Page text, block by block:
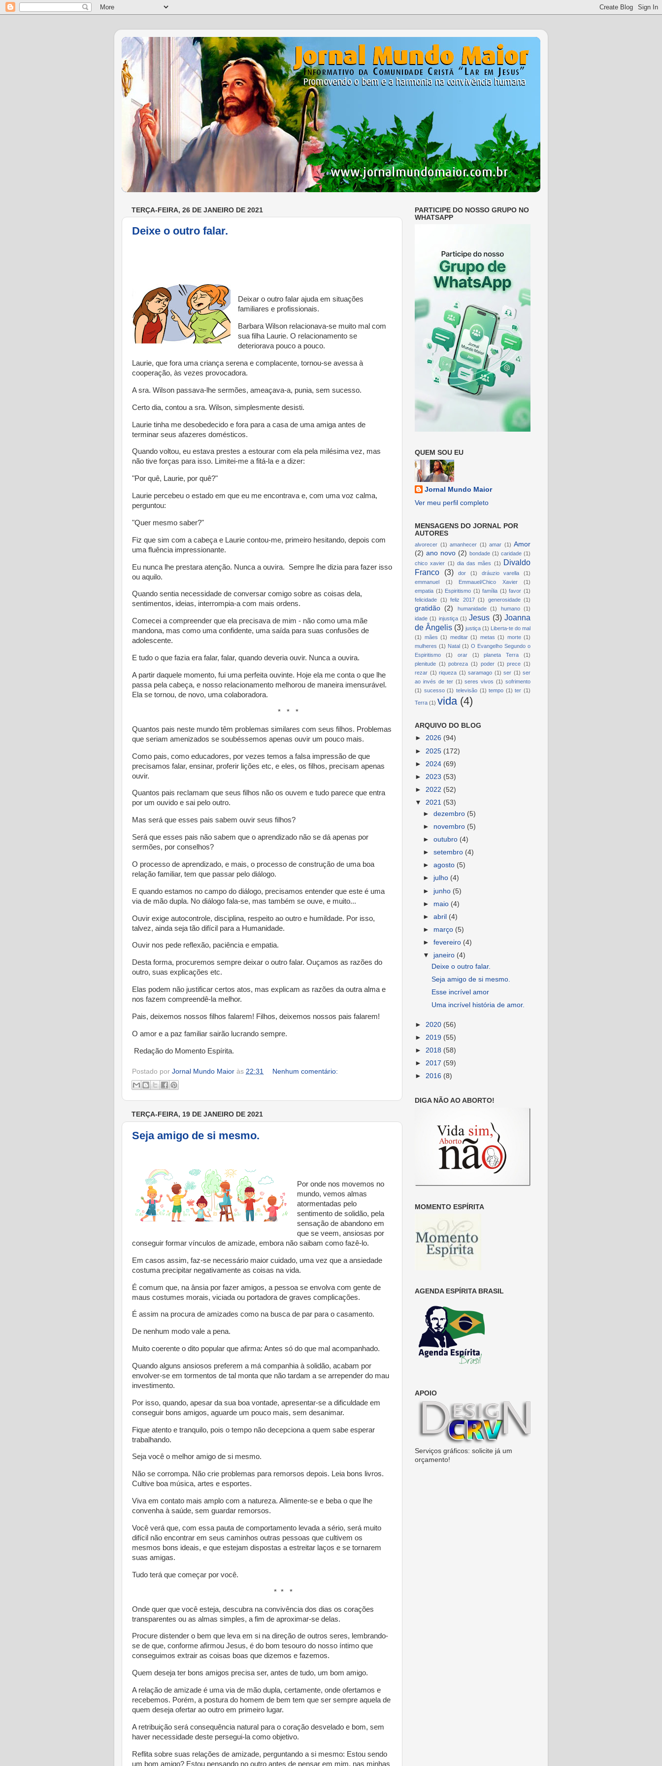
TERÇA-FEIRA, 26 DE JANEIRO DE 2021
Deixe o outro falar.
Deixar o outro falar ajuda em situações
familiares e profissionais.
Barbara Wilson relacionava-se muito mal com
sua filha Laurie. O relacionamento se
deteriorava pouco a pouco.
Laurie, que fora uma criança serena e complacente, tornou-se avessa à
cooperação, às vezes provocadora.
A sra. Wilson passava-lhe sermões, ameaçava-a, punia, sem sucesso.
Certo dia, contou a sra. Wilson, simplesmente desisti.
Laurie tinha me desobedecido e fora para a casa de uma amiga antes de
terminar seus afazeres domésticos.
Quando voltou, eu estava prestes a estourar com ela pela milésima vez, mas
não tive forças para isso. Limitei-me a fitá-la e a dizer:
"Por quê, Laurie, por quê?"
Laurie percebeu o estado em que eu me encontrava e, com uma voz calma,
perguntou:
"Quer mesmo saber?"
Fiz que sim com a cabeça e Laurie contou-me, primeiro hesitando, depois com
uma fluência impressionante.
Eu nunca lhe prestara atenção. Nunca a ouvira. Sempre lhe dizia para fazer isso
ou aquilo.
Quando sentia necessidade de conversar comigo sobre as coisas dela,
sentimentos, ideias, interrompia-a com mais ordens.
Comecei a compreender que ela precisava de mim - não como uma mãe
mandona, mas como uma confidente, uma saída para suas confusões de
adolescente.
E tudo o que fazia era falar, falar, quando deveria ouvir. Nunca a ouvira.
A partir daquele momento, fui uma perfeita ouvinte. Hoje ela me conta o que lhe
passa pela cabeça, e nosso relacionamento melhorou de maneira imensurável.
Ela se tornou, de novo, uma colaboradora.
* * *
Quantos pais neste mundo têm problemas similares com seus filhos. Problemas
que seriam amenizados se soubéssemos apenas ouvir um pouco mais.
Como pais, como educadores, por vezes temos a falsa impressão de que
precisamos falar, ensinar, proferir lições etc, e eles, os filhos, precisam apenas
ouvir.
Quantos pais reclamam que seus filhos não os ouvem e tudo parece que entra
por um ouvido e sai pelo outro.
Mas será que esses pais sabem ouvir seus filhos?
Será que esses pais não sabem que o aprendizado não se dá apenas por
sermões, por conselhos?
O processo de aprendizado, e mais, o processo de construção de uma boa
relação familiar, tem que passar pelo diálogo.
E quando estamos no campo do diálogo, precisamos entender que este é uma
via de mão dupla. No diálogo fala-se, mas também se ouve, e muito...
Ouvir exige autocontrole, disciplina, respeito ao outro e humildade. Por isso,
talvez, ainda seja tão difícil para a Humanidade.
Ouvir nos pede reflexão, paciência e empatia.
Desta forma, procuremos sempre deixar o outro falar. Ouçamos as razões do
outro, suas explicações etc.
Elas podem não justificar certos atos, mas explicam as razões da outra alma e
nos fazem compreendê-la melhor.
Pais, deixemos nossos filhos falarem! Filhos, deixemos nossos pais falarem!
O amor e a paz familiar sairão lucrando sempre.
Redação do Momento Espírita.
Postado por Jornal Mundo Maior às 22:31 Nenhum comentário:
TERÇA-FEIRA, 19 DE JANEIRO DE 2021
Seja amigo de si mesmo.
Por onde nos movemos no
mundo, vemos almas
atormentadas pelo
sentimento de solidão, pela
sensação de abandono em
que se veem, ansiosas por
conseguir formar vínculos de amizade, embora não saibam como fazê-lo.
Em casos assim, faz-se necessário maior cuidado, uma vez que a ansiedade
costuma precipitar negativamente as coisas na vida.
É comum que, na ânsia por fazer amigos, a pessoa se envolva com gente de
maus costumes morais, viciada ou portadora de graves complicações.
É assim na procura de amizades como na busca de par para o casamento.
De nenhum modo vale a pena.
Muito coerente o dito popular que afirma: Antes só do que mal acompanhado.
Quando alguns ansiosos preferem a má companhia à solidão, acabam por
envolver-se em tormentos de tal monta que não tardam a se arrepender do mau
investimento.
Por isso, quando, apesar da sua boa vontade, apresentar-se a dificuldade em
conseguir bons amigos, aguarde um pouco mais, sem desanimar.
Fique atento e tranquilo, pois o tempo não decepciona a quem sabe esperar
trabalhando.
Seja você o melhor amigo de si mesmo.
Não se corrompa. Não crie problemas para remorsos depois. Leia bons livros.
Cultive boa música, artes e esportes.
Viva em contato mais amplo com a natureza. Alimente-se e beba o que lhe
convenha à saúde, sem guardar remorsos.
Você verá que, com essa pauta de comportamento levada a sério, será muito
difícil não encontrar em seus caminhos outras pessoas que cultivem os
mesmos bons ideais, e que estejam dispostas a estreitar laços e se tornarem
suas amigas.
Tudo terá que começar por você.
* * *
Onde quer que você esteja, descubra na convivência dos dias os corações
transparentes ou as almas simples, a fim de aproximar-se delas.
Procure distender o bem que leva em si na direção de outros seres, lembrando-
se de que, conforme afirmou Jesus, é do bom tesouro do nosso íntimo que
conseguimos extrair as coisas boas que dizemos e fazemos.
Quem deseja ter bons amigos precisa ser, antes de tudo, um bom amigo.
A relação de amizade é uma via de mão dupla, certamente, onde ofertamos e
recebemos. Porém, a postura do homem de bem tem que ser sempre aquela de
quem deseja ofertar ao outro em primeiro lugar.
A retribuição será consequência natural para o coração desvelado e bom, sem
haver necessidade deste persegui-la como objetivo.
Reflita sobre suas relações de amizade, perguntando a si mesmo: Estou sendo
um bom amigo? Estou pensando no outro antes de pensar em mim, nas minhas
PARTICIPE DO NOSSO GRUPO NO
WHATSAPP
QUEM SOU EU
Jornal Mundo Maior
Ver meu perfil completo
MENSAGENS DO JORNAL POR
AUTORES
alvorecer (1) amanhecer (1) amar (1) Amor
(2) ano novo (2) bondade (1) caridade (1)
chico xavier (1) dia das mães (1) Divaldo
Franco
(3) dor (1) dráuzio varella
(1)
emmanuel
(1) Emmauel/Chico Xavier
(1)
empatia (1) Espiritismo (1) família (1) favor (1)
felicidade (1) feliz 2017 (1) generosidade (1)
gratidão (2) humanidade (1) humano
(1)
idade (1) injustiça (1) Jesus (3) Joanna
de Ângelis (3) justiça (1)
Liberta-te do mal
(1) mães (1) meditar (1) metas (1) morte (1)
mulheres (1) Natal (1) O Evangelho Segundo o
Espiritismo
(1) orar (1) planeta Terra
(1)
plenitude (1) pobreza (1) poder (1) prece (1)
rezar (1) riqueza (1) saramago (1) ser (1) ser
ao invés de ter (1) seres vivos (1) sofrimento
(1) sucesso (1) televisão (1) tempo (1) ter (1)
Terra (1) vida (4)
ARQUIVO DO BLOG
► 2026 (94)
► 2025 (172)
► 2024 (69)
► 2023 (53)
► 2022 (52)
▼ 2021 (53)
►dezembro (5)
► novembro (5)
►outubro (4)
►setembro (4)
►agosto (5)
► julho (4)
► junho (5)
► maio (4)
►abril (4)
► março (5)
►fevereiro (4)
▼ janeiro (4)
Deixe o outro falar.
Seja amigo de si mesmo.
Esse incrível amor
Uma incrível história de amor.
► 2020 (56)
► 2019 (55)
► 2018 (58)
► 2017 (59)
► 2016 (8)
DIGA NÃO AO ABORTO!
MOMENTO ESPÍRITA
AGENDA ESPÍRITA BRASIL
APOIO
Serviços gráficos: solicite já um
orçamento!